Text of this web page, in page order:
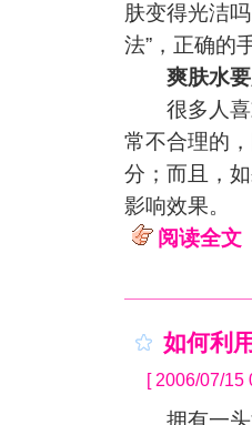
肤变得光洁
法”，正确的
爽肤水要
很多人喜
常不合理的
分；而且，
影响效果。
阅读全文
如何利
[ 2006/07/15
拥有一头